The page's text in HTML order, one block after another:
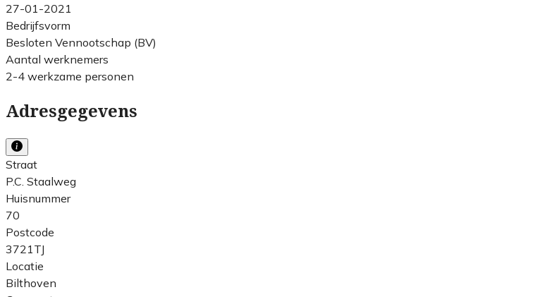
27-01-2021
Bedrijfsvorm
Besloten Vennootschap (BV)
Aantal werknemers
2-4 werkzame personen
Adresgegevens
Straat
P.C. Staalweg
Huisnummer
70
Postcode
3721TJ
Locatie
Bilthoven